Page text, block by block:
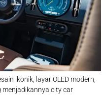
ikonik, layar OLED modern,
city car